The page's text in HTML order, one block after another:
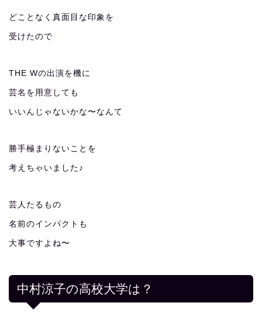
どことなく真面目な印象を
受けたので
THE Wの出演を機に
芸名を用意しても
いいんじゃないかな〜なんて
勝手極まりないことを
考えちゃいました♪
芸人たるもの
名前のインパクトも
大事ですよね〜
中村涼子の高校大学は？